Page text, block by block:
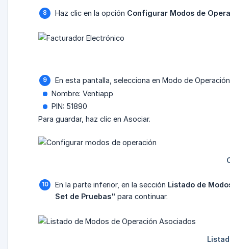
Haz clic en la opción Configurar Modos de
En esta pantalla, selecciona en Modo de
Nombre: Ventiapp
PIN: 51890
Para guardar, haz clic en Asociar.
En la parte inferior, en la sección Listado de
Set de Pruebas" para continuar.